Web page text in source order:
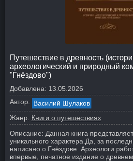
Путешествие в древность
археологический и природный
"Гнёздово")
Добавлена: 13.05.2026
Автор: Василий Шулаков
Жанр: Книги о путешествиях
Описание: Данная книга
уникального характера.Да, за
написано о Гнёздове. Археологи
впервые, печатное издание о древнем